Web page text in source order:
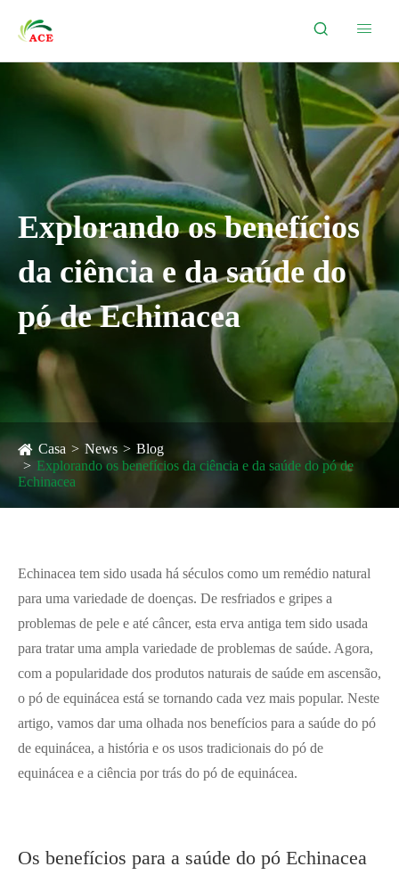
 
Explorando os benefícios
da ciência e da saúde do
pó de Echinacea
Casa News
Blog
Explorando os benefícios da ciência e da saúde do pó de
Echinacea
Echinacea tem sido usada há séculos como um remédio natural
para uma variedade de doenças. De resfriados e gripes a
problemas de pele e até câncer, esta erva antiga tem sido usada
para tratar uma ampla variedade de problemas de saúde. Agora,
com a popularidade dos produtos naturais de saúde em ascensão,
o pó de equinácea está se tornando cada vez mais popular. Neste
artigo, vamos dar uma olhada nos benefícios para a saúde do pó
de equinácea, a história e os usos tradicionais do pó de
equinácea e a ciência por trás do pó de equinácea.
Os benefícios para a saúde do pó Echinacea